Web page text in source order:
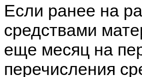
Если ранее на
средствами
еще месяц на
перечисления